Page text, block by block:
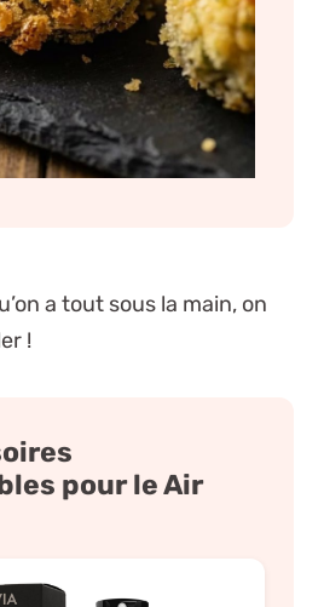
a tout sous la main, on
!
pour le Air